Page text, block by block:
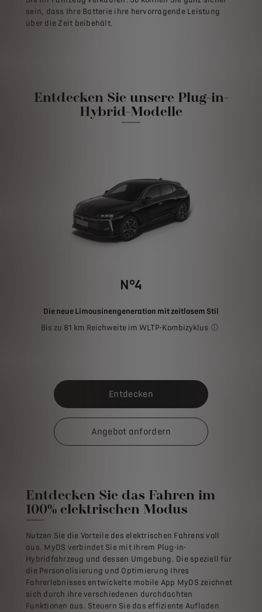
sein, dass Ihre Batterie ihre hervorragende Leistung
über die Zeit beibehält.
Entdecken Sie unsere Plug-in-
Hybrid-Modelle
N°4
Die neue Limousinengeneration mit zeitlosem Stil
Bis zu 81 km Reichweite im WLTP-Kombizyklus
Entdecken
Angebot anfordern
Entdecken Sie das Fahren im
100% elektrischen Modus
Nutzen Sie die Vorteile des elektrischen Fahrens voll
aus. MyDS verbindet Sie mit Ihrem Plug-in-
Hybridfahrzeug und dessen Umgebung. Die speziell für
die Personalisierung und Optimierung Ihres
Fahrerlebnisses entwickelte mobile App MyDS zeichnet
sich durch ihre verschiedenen durchdachten
Funktionen aus. Steuern Sie das effiziente Aufladen